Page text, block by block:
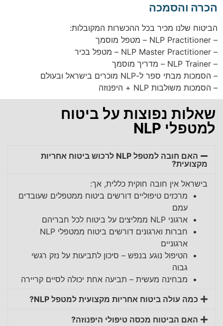
הכרה והסמכה
הביטוח שלנו מכיר בכל ההכשרות המקובלות:
– NLP Practitioner – מטפל מוסמך
– NLP Master Practitioner – מטפל בכיר
– NLP Trainer – מדריך מוסמך
– הסמכות מבתי ספר ל-NLP מוכרים בישראל ובעולם
– הסמכות משולבות NLP + היפנוזה
שאלות נפוצות על ביטוח
למטפלי NLP
האם חובה למטפל NLP לרכוש ביטוח אחריות
מקצועית?
בישראל אין חובה חוקית כללית, אך:
מרכזים טיפוליים דורשים ביטוח ממטפלים שעובדים
עמם
ארגוני NLP ממליצים על ביטוח לכל חבריהם
חברות וארגונים דורשים ביטוח ממטפלי NLP
ארגוניים
הטיפול נוגע בנפש – סיכון לתביעות על נזק רגשי
גבוה
מבחינה מעשית – תביעה אחת יכולה לסיים קריירה
כמה עולה ביטוח אחריות מקצועית למטפל NLP?
האם הביטוח מכסה טיפולי היפנוזה?